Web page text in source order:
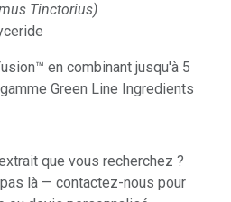
Tinctorius)
en combinant jusqu'à 5
Green Line Ingredients
que vous recherchez ?
là — contactez-nous pour